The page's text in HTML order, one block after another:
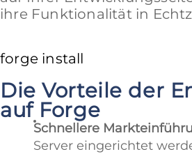
ihre Funktionalität in
Die Vorteile der
auf Forge
Schnellere
Server eingerichtet